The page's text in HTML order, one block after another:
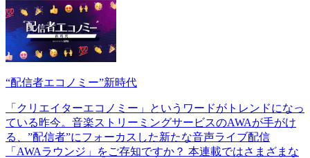
“配信者エコノミー”新時代
「クリエイターエコノミー」というワードがトレンドになっ
ている昨今。音楽ストリーミングサービスのAWAが手がけ
る、”配信者”にフォーカスした新たな音声ライブ配信
「AWAラウンジ」をご存知ですか？ 本連載ではさまざまな